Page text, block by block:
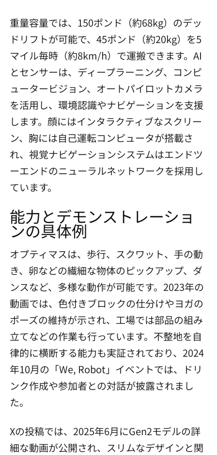
重量容量では、150ポンド（約68kg）のデッ
ドリフトが可能で、45ポンド（約20kg）を5
マイル毎時（約8km/h）で運搬できます。AI
とセンサーは、ディープラーニング、コンピ
ュータービジョン、オートパイロットカメラ
を活用し、環境認識やナビゲーションを支援
します。顔にはインタラクティブなスクリー
ン、胸には自己運転コンピュータが搭載さ
れ、視覚ナビゲーションシステムはエンドツ
ーエンドのニューラルネットワークを採用し
ています。
能力とデモンストレーショ
ンの具体例
オプティマスは、歩行、スクワット、手の動
き、卵などの繊細な物体のピックアップ、ダ
ンスなど、多様な動作が可能です。2023年の
動画では、色付きブロックの仕分けやヨガの
ポーズの維持が示され、工場では部品の組み
立てなどの作業も行っています。不整地を自
律的に横断する能力も実証されており、2024
年10月の「We, Robot」イベントでは、ドリ
ンク作成や参加者との対話が披露されまし
た。
Xの投稿では、2025年6月にGen2モデルの詳
細な動画が公開され、スリムなデザインと関